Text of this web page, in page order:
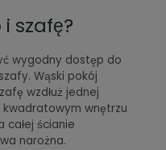
szafę?
wygodny dostęp do
Wąski pokój
wzdłuż jednej
kwadratowym wnętrzu
całej ścianie
narożna.